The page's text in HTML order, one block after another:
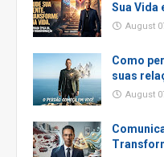
Sua Vida
August
Como
suas
August